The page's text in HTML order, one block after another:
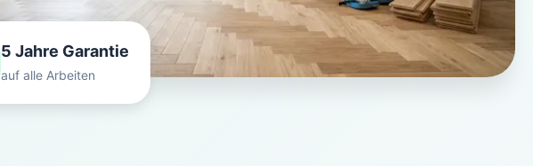
5 Jahre Garantie
auf alle Arbeiten